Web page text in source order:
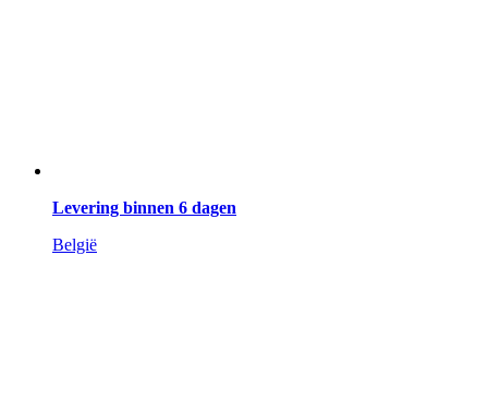
Levering binnen 6 dagen
België